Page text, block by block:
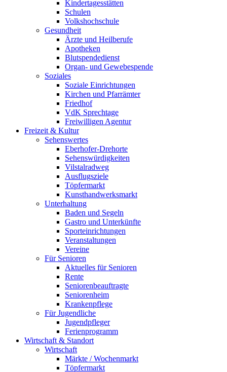
Kindertagesstätten
Schulen
Volkshochschule
Gesundheit
Ärzte und Heilberufe
Apotheken
Blutspendedienst
Organ- und Gewebespende
Soziales
Soziale Einrichtungen
Kirchen und Pfarrämter
Friedhof
VdK Sprechtage
Freiwilligen Agentur
Freizeit & Kultur
Sehenswertes
Eberhofer-Drehorte
Sehenswürdigkeiten
Vilstalradweg
Ausflugsziele
Töpfermarkt
Kunsthandwerksmarkt
Unterhaltung
Baden und Segeln
Gastro und Unterkünfte
Sporteinrichtungen
Veranstaltungen
Vereine
Für Senioren
Aktuelles für Senioren
Rente
Seniorenbeauftragte
Seniorenheim
Krankenpflege
Für Jugendliche
Jugendpfleger
Ferienprogramm
Wirtschaft & Standort
Wirtschaft
Märkte / Wochenmarkt
Töpfermarkt